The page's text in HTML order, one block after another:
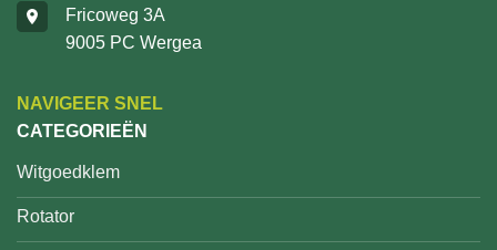
Fricoweg 3A
9005 PC Wergea
NAVIGEER SNEL
CATEGORIEËN
Witgoedklem
Rotator